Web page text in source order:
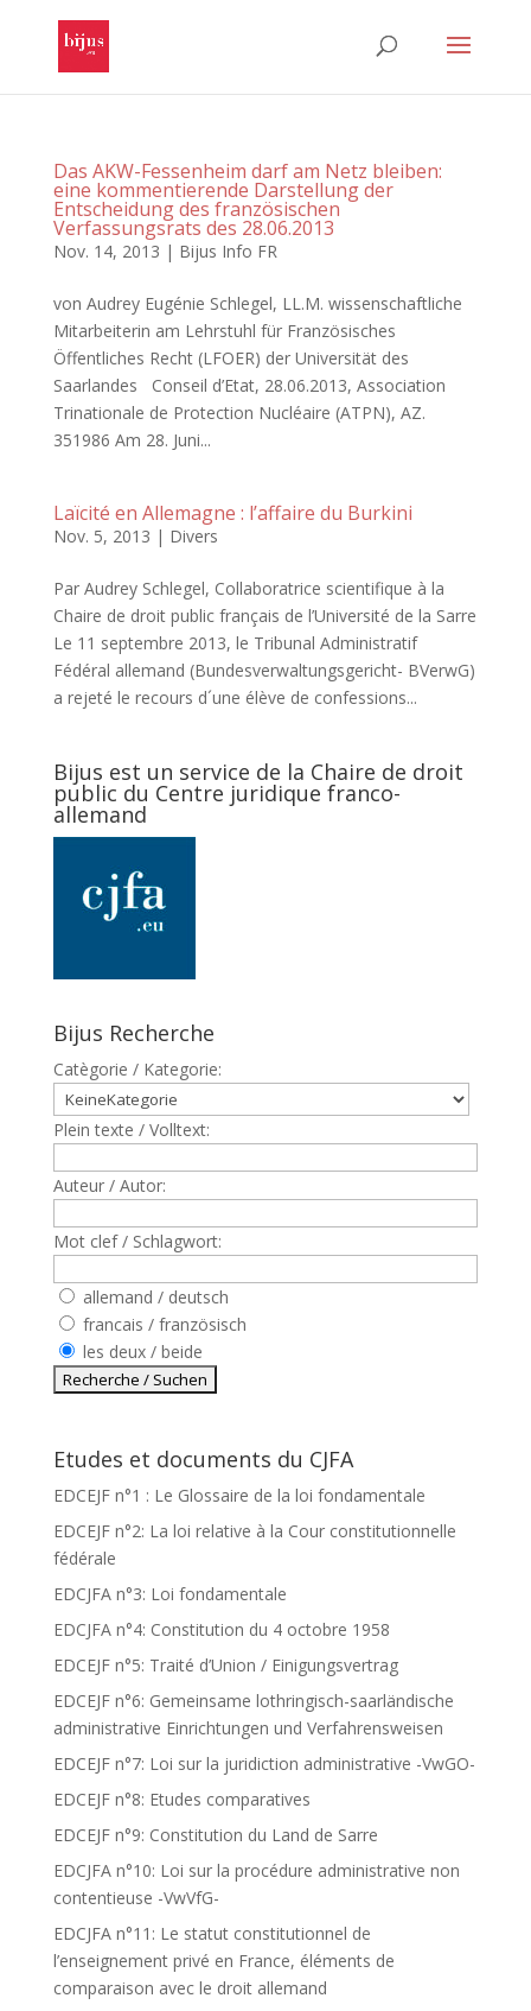
Das AKW-Fessenheim darf am Netz bleiben:
eine kommentierende Darstellung der
Entscheidung des französischen
Verfassungsrats des 28.06.2013
Nov. 14, 2013 | Bijus Info FR
von Audrey Eugénie Schlegel, LL.M. wissenschaftliche
Mitarbeiterin am Lehrstuhl für Französisches
Öffentliches Recht (LFOER) der Universität des
Saarlandes Conseil d’Etat, 28.06.2013, Association
Trinationale de Protection Nucléaire (ATPN), AZ.
351986 Am 28. Juni...
Laïcité en Allemagne : l’affaire du Burkini
Nov. 5, 2013 | Divers
Par Audrey Schlegel, Collaboratrice scientifique à la
Chaire de droit public français de l’Université de la Sarre
Le 11 septembre 2013, le Tribunal Administratif
Fédéral allemand (Bundesverwaltungsgericht- BVerwG)
a rejeté le recours d´une élève de confessions...
Bijus est un service de la Chaire de droit
public du Centre juridique franco-
allemand
Bijus Recherche
Catègorie / Kategorie:
Plein texte / Volltext:
Auteur / Autor:
Mot clef / Schlagwort:
allemand / deutsch
francais / französisch
les deux / beide
Etudes et documents du CJFA
EDCEJF n°1 : Le Glossaire de la loi fondamentale
EDCEJF n°2: La loi relative à la Cour constitutionnelle
fédérale
EDCJFA n°3: Loi fondamentale
EDCJFA n°4: Constitution du 4 octobre 1958
EDCEJF n°5: Traité d’Union / Einigungsvertrag
EDCEJF n°6: Gemeinsame lothringisch-saarländische
administrative Einrichtungen und Verfahrensweisen
EDCEJF n°7: Loi sur la juridiction administrative -VwGO-
EDCEJF n°8: Etudes comparatives
EDCEJF n°9: Constitution du Land de Sarre
EDCJFA n°10: Loi sur la procédure administrative non
contentieuse -VwVfG-
EDCJFA n°11: Le statut constitutionnel de
l’enseignement privé en France, éléments de
comparaison avec le droit allemand